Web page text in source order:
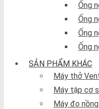
Ống
Ống
Ống
Ống
SẢN PHẨM KHÁC
Máy thở
Máy tập cơ
Máy đo